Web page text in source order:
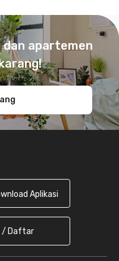
dan apartemen
Aplikasi
/ Daftar